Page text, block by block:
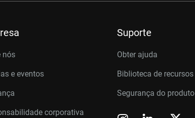
nós
e eventos
corporativa
Suporte
Obter ajuda
Biblioteca de recursos
Segurança do produto